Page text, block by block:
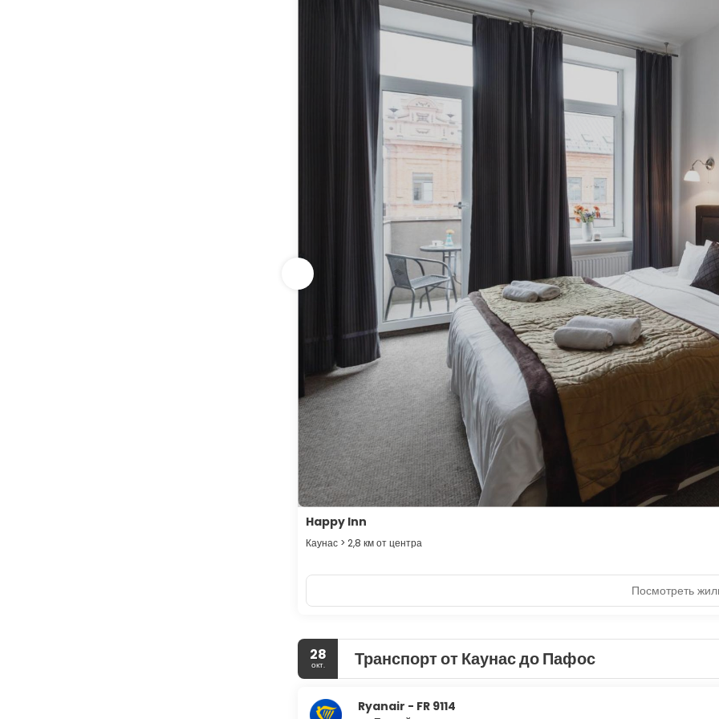
Featured amenities include complimentary wired internet access, a
Planning an event in Kaunas? This hotel has 1474 square feet (137
meeting rooms. For a surcharge, guests may use a roundtrip airport
Happy Inn
Каунас > 2,8 км от центра
Посмотреть
28
окт. Транспорт от Каунас до Пафос
Ryanair - FR 9114